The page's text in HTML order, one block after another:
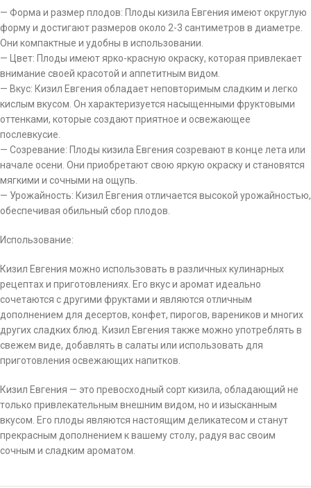
— Форма и размер плодов: Плоды кизила Евгения имеют округлую
форму и достигают размеров около 2-3 сантиметров в диаметре.
Они компактные и удобны в использовании.
— Цвет: Плоды имеют ярко-красную окраску, которая привлекает
внимание своей красотой и аппетитным видом.
— Вкус: Кизил Евгения обладает неповторимым сладким и легко
кислым вкусом. Он характеризуется насыщенными фруктовыми
оттенками, которые создают приятное и освежающее
послевкусие.
— Созревание: Плоды кизила Евгения созревают в конце лета или
начале осени. Они приобретают свою яркую окраску и становятся
мягкими и сочными на ощупь.
— Урожайность: Кизил Евгения отличается высокой урожайностью,
обеспечивая обильный сбор плодов.
Использование:
Кизил Евгения можно использовать в различных кулинарных
рецептах и приготовлениях. Его вкус и аромат идеально
сочетаются с другими фруктами и являются отличным
дополнением для десертов, конфет, пирогов, вареников и многих
других сладких блюд. Кизил Евгения также можно употреблять в
свежем виде, добавлять в салаты или использовать для
приготовления освежающих напитков.
Кизил Евгения — это превосходный сорт кизила, обладающий не
только привлекательным внешним видом, но и изысканным
вкусом. Его плоды являются настоящим деликатесом и станут
прекрасным дополнением к вашему столу, радуя вас своим
сочным и сладким ароматом.